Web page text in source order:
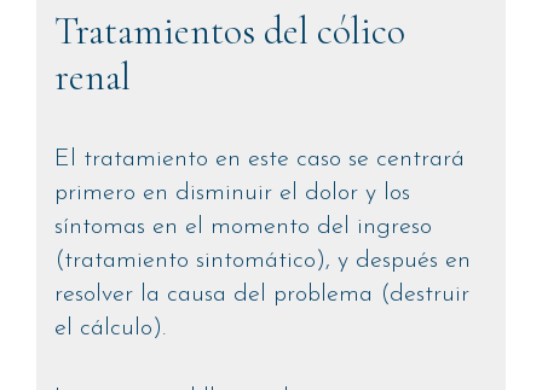
Tratamientos del cólico
renal
El tratamiento en este caso se centrará
primero en disminuir el dolor y los
síntomas en el momento del ingreso
(tratamiento sintomático), y después en
resolver la causa del problema (destruir
el cálculo).